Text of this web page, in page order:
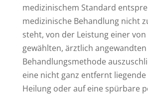
medizinischem Standard
medizinische Behandlung nicht
steht, von der Leistung einer
gewählten, ärztlich angewandten
Behandlungsmethode
eine nicht ganz entfernt
Heilung oder auf eine spürbare